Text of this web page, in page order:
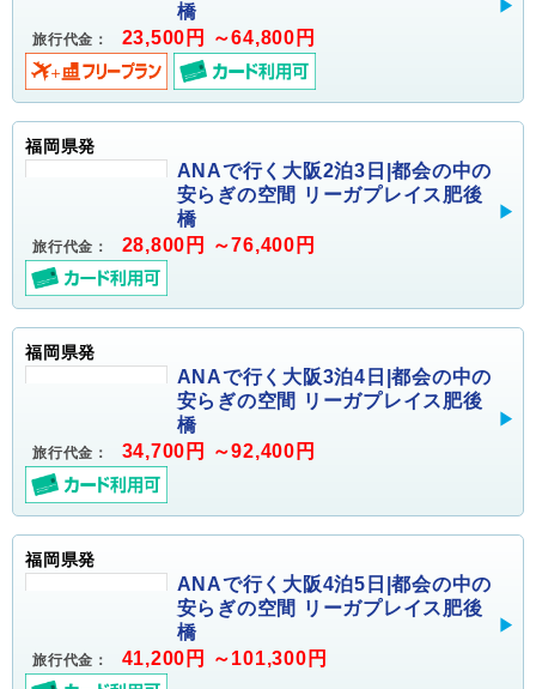
橋
旅行代金： 23,500円 ～64,800円
福岡県発
ANAで行く大阪2泊3日|都会の中の
安らぎの空間 リーガプレイス肥後
橋
旅行代金： 28,800円 ～76,400円
福岡県発
ANAで行く大阪3泊4日|都会の中の
安らぎの空間 リーガプレイス肥後
橋
旅行代金： 34,700円 ～92,400円
福岡県発
ANAで行く大阪4泊5日|都会の中の
安らぎの空間 リーガプレイス肥後
橋
旅行代金： 41,200円 ～101,300円